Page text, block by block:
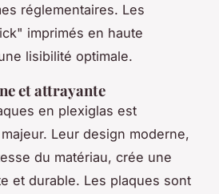
réglementaires. Les
imprimés en haute
lisibilité optimale.
et attrayante
en plexiglas est
Leur design moderne,
du matériau, crée une
et durable. Les plaques sont